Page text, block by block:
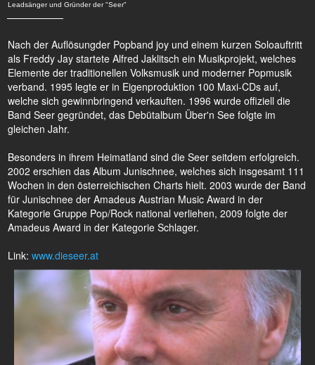
Leadsänger und Gründer der "Seer"
Nach der Auflösungder Popband joy und einem kurzen Soloauftritt
als Freddy Jay startete Alfred Jaklitsch ein Musikprojekt, welches
Elemente der traditionellen Volksmusik und moderner Popmusik
verband. 1995 legte er in Eigenproduktion 100 Maxi-CDs auf,
welche sich gewinnbringend verkauften. 1996 wurde offiziell die
Band Seer gegründet, das Debütalbum Über'n See folgte im
gleichen Jahr.
Besonders in ihrem Heimatland sind die Seer seitdem erfolgreich.
2002 erschien das Album Junischnee, welches sich insgesamt 111
Wochen in den österreichischen Charts hielt. 2003 wurde der Band
für Junischnee der Amadeus Austrian Music Award in der
Kategorie Gruppe Pop/Rock national verliehen, 2009 folgte der
Amadeus Award in der Kategorie Schlager.
Link: www.dieseer.at